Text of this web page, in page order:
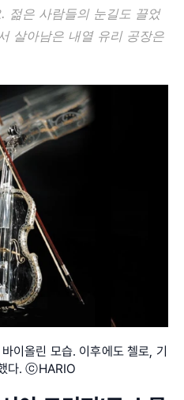
젊은 사람들의 눈길도 끌었
살아남은 내열 유리 공장은
이올린 모습. 이후에도 첼로, 기
다. ⓒHARIO